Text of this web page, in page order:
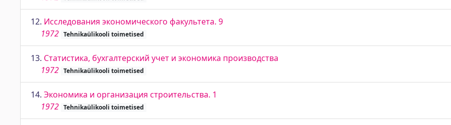
12. Исследования экономического факультета. 9
1972 Tehnikaülikooli toimetised
13. Статистика, бухгалтерский учет и экономика производства
1972 Tehnikaülikooli toimetised
14. Экономика и организация строительства. 1
1972 Tehnikaülikooli toimetised